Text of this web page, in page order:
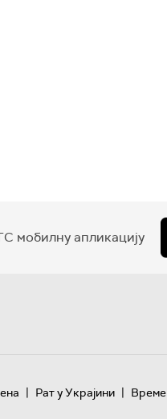
мобилну апликацију
| Рат у Украјини | Време